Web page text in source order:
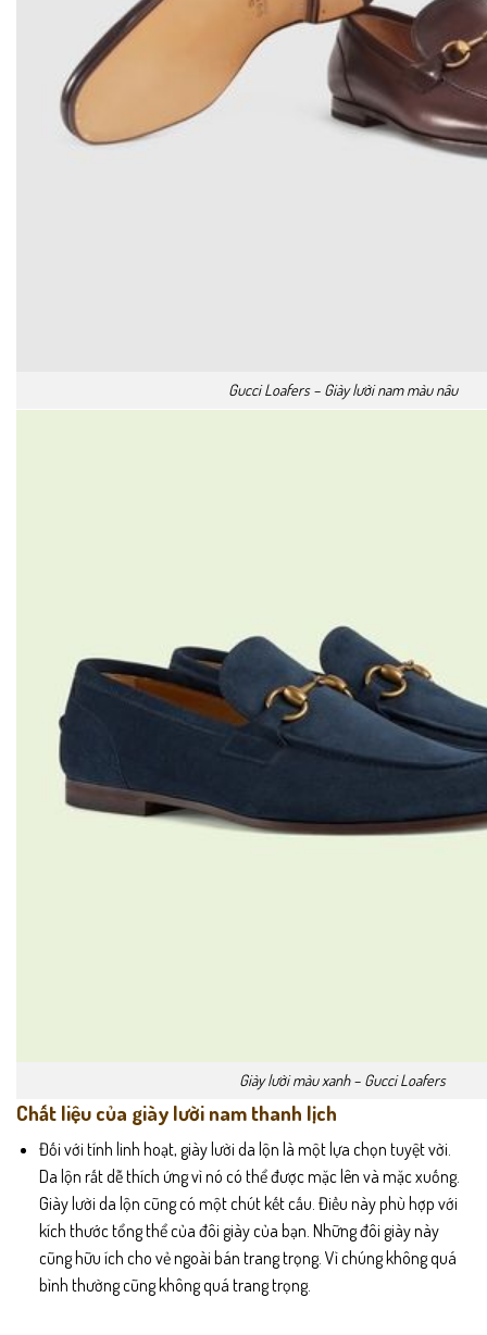
Gucci Loafers – Giày lười nam màu nâu
Giày lười màu xanh – Gucci Loafers
Chất liệu của giày lười nam thanh lịch
Đối với tính linh hoạt, giày lười da lộn là một lựa chọn tuyệt vời.
Da lộn rất dễ thích ứng vì nó có thể được mặc lên và mặc xuống.
Giày lười da lộn cũng có một chút kết cấu. Điều này phù hợp với
kích thước tổng thể của đôi giày của bạn. Những đôi giày này
cũng hữu ích cho vẻ ngoài bán trang trọng. Vì chúng không quá
bình thường cũng không quá trang trọng.